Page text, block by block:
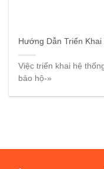
Việc triển khai hệ
bảo hộ-»